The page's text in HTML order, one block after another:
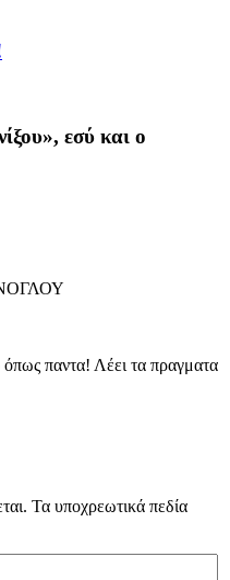
εσύ και ο
όπως παντα! Λέει τα πραγματα
Τα υποχρεωτικά πεδία